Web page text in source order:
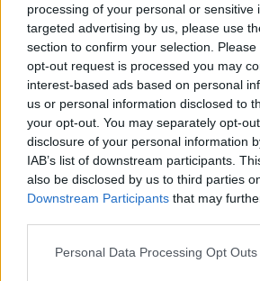
processing of your personal or sensitive
targeted advertising by us, please use
section to confirm your selection.
opt-out request is processed you may
interest-based ads based on personal
us or personal information disclosed to
your opt-out. You may separately opt-
disclosure of your personal information
IAB’s list of downstream participants.
also be disclosed by us to third parties
Downstream Participants that may
Please note that this website/app uses
Personal Data Processing Opt Outs
sinusite chronique. Le
corticostéroïdes
voie intranasale, dans
systémique), des
inflammatoires non
l'ibuprofène). Les solutions de sel
salin sont également utilisés
cliniquement comme un état